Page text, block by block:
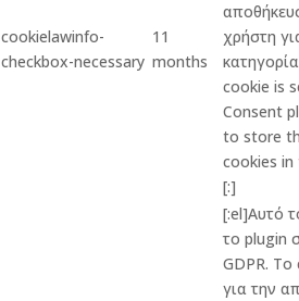
cookielawinfo-
checkbox-necessary
11
months
χρήστη
cookie is
Consent
to store
cookies
[:]
[:el]Αυτό
το plugin
GDPR. Το
για την